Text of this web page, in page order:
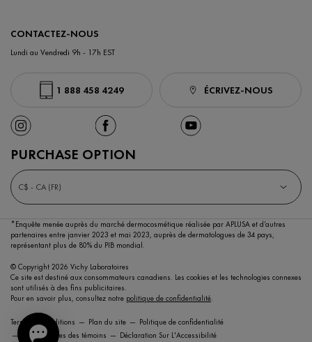
CONTACTEZ-NOUS
Lundi au Vendredi 9h - 17h EST
1 888 458 4249 ÉCRIVEZ-NOUS
PURCHASE OPTION
C$ - CA (FR)
*Enquête menée auprès du marché dermocosmétique réalisée par APLUSA et d’autres
partenaires entre janvier 2023 et mai 2023, auprès de dermatologues de 34 pays,
représentant plus de 80% du PIB mondial.
© Copyright 2026 Vichy Laboratoires
Ce site est destiné aux consommateurs canadiens. Les cookies et les technologies connexes
sont utilisés à des fins publicitaires.
Pour en savoir plus, consultez notre politique de confidentialité.
Termes et conditions Plan du site
Politique de confidentialité
Paramétrages des témoins
Déclaration Sur L'Accessibilité